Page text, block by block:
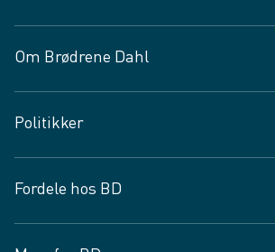
Om Brødrene Dahl
Vagttelefon 30 10 89 89
Spørgsmål og svar
Job og karriere
Fødevarekontrolrapport
Politikker
Privatlivspolitik
Cookies
Fordele hos BD